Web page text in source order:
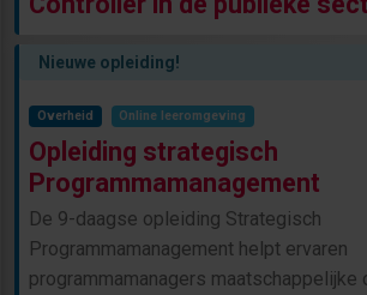
Nieuwe opleiding!
Overheid Online leeromgeving
Opleiding strategisch
Programmamanagement
De 9-daagse opleiding Strategisch
Programmamanagement helpt ervaren
programmamanagers maatschappelijke